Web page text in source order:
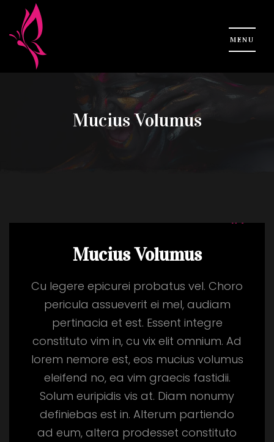
Mucius Volumus
Mucius Volumus
Cu legere epicurei probatus vel. Choro
pericula assueverit ei mel, audiam
pertinacia et est. Essent integre
constituto vim in, cu vix elit omnium. Ad
lorem nemore est, eos mucius volumus
eleifend no, ea vim graecis fastidii.
Solum euripidis vis at. Diam nonumy
definiebas est in. Alterum partiendo
ad eum, altera prodesset constituto